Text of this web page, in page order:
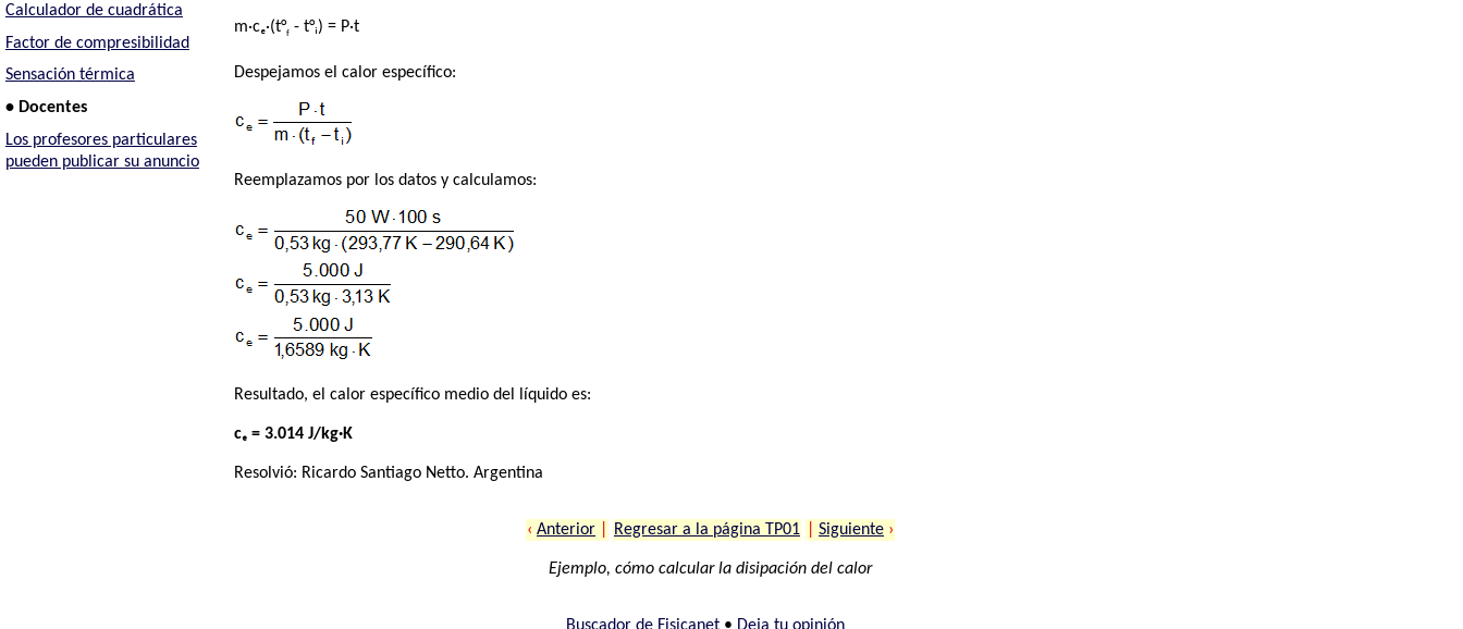
Calculador de cuadrática
Factor de compresibilidad
Sensación térmica
• Docentes
Los profesores particulares
pueden publicar su anuncio
m·cₑ·(t°f - t°ᵢ) = P·t
Despejamos el calor específico:
Reemplazamos por los datos y calculamos:
Resultado, el calor específico medio del líquido es:
cₑ = 3.014 J/kg·K
Resolvió: Ricardo Santiago Netto. Argentina
‹ Anterior Regresar a la página TP01 Siguiente ›
Ejemplo, cómo calcular la disipación del calor